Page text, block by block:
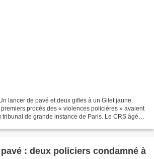
lancer de pavé et deux gifles à un Gilet jaune.
procès des « violences policières » avaient
de grande instance de Paris. Le CRS âgé
condamné à